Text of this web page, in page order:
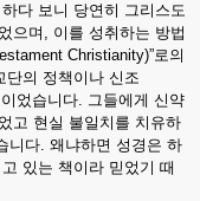
다 보니 당연히 그리스도
으며, 이를 성취하는 방법
Christianity)”로의
단의 정책이나 신조
었습니다. 그들에게 신약
고 현실 불일치를 치유하
니다. 왜냐하면 성경은 하
있는 책이라 믿었기 때